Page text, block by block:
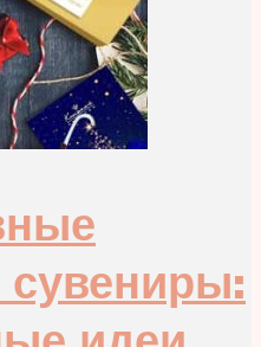
сувениры: